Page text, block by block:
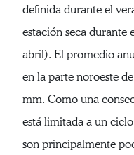
definida durante el
estación seca durante
abril). El promedio
en la parte noroeste
mm. Como una
está limitada a un
son principalmente